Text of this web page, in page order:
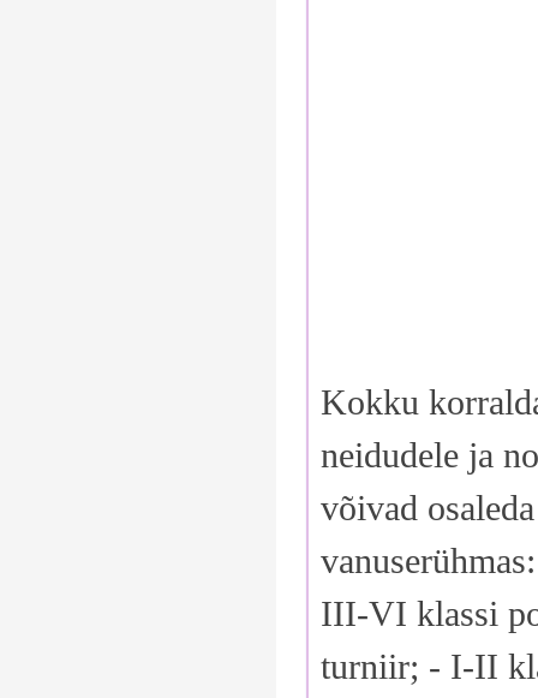
Kokku
neidudele ja
võivad
III-VI klassi
turniir; - I-II